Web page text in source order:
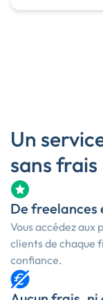
Un
sans frais
De
Vous accédez aux
clients de chaque
confiance.